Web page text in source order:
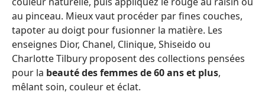
au pinceau. Mieux vaut procéder par fines couches,
tapoter au doigt pour fusionner la matière. Les
enseignes Dior, Chanel, Clinique, Shiseido ou
Charlotte Tilbury proposent des collections pensées
pour la beauté des femmes de 60 ans et plus,
mêlant soin, couleur et éclat.